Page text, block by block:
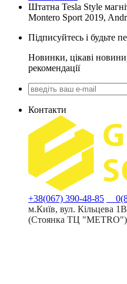
Штатна Tesla Style
Montero Sport 2019,
Підписуйтесь і будьте
Новинки, цікаві
рекомендації
Контакти
+38(067) 390-48-85
м.Київ, вул. Кільцева 1В
(Стоянка ТЦ "METRO")